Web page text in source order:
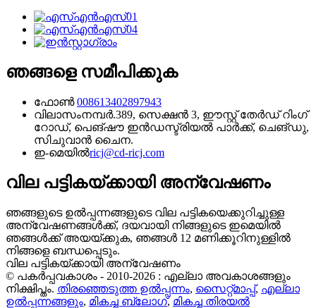
ഞങ്ങളെ സമീപിക്കുക
ഫോൺ 008613402897943
വിലാസംനമ്പർ.389, സെക്ഷൻ 3, ഈസ്റ്റ് തേർഡ് റിംഗ്
റോഡ്, പെങ്‌ഷൗ ഇൻഡസ്ട്രിയൽ പാർക്ക്, ചെങ്‌ഡു,
സിചുവാൻ ചൈന.
ഇ-മെയിൽricj@cd-ricj.com
വില പട്ടികയ്ക്കായി അന്വേഷണം
ഞങ്ങളുടെ ഉൽപ്പന്നങ്ങളുടെ വില പട്ടികയെക്കുറിച്ചുള്ള
അന്വേഷണങ്ങൾക്ക്, ദയവായി നിങ്ങളുടെ ഇമെയിൽ
ഞങ്ങൾക്ക് അയയ്ക്കുക, ഞങ്ങൾ 12 മണിക്കൂറിനുള്ളിൽ
നിങ്ങളെ ബന്ധപ്പെടും.
വില പട്ടികയ്ക്കായി അന്വേഷണം
© പകർപ്പവകാശം - 2010-2026 : എല്ലാ അവകാശങ്ങളും
നിക്ഷിപ്തം. തിരഞ്ഞെടുത്ത ഉൽപ്പന്നം, സൈറ്റ്മാപ്പ്, എല്ലാ
ഉൽപ്പന്നങ്ങളും, മികച്ച ബ്ലോഗ്, മികച്ച തിരയൽ